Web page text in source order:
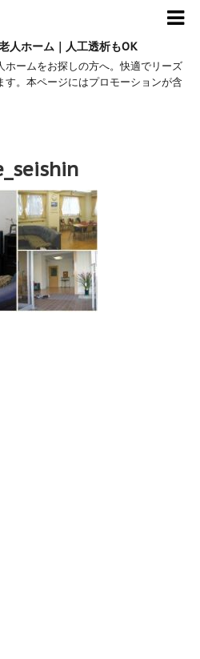
人ホーム｜人工透析もOK
ホームをお探しの方へ。快適でリーズ
。本ページにはプロモーションが含